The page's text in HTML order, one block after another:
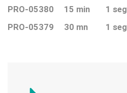
PRO-05380
15 min 1 seg
PRO-05379
30 mn 1 seg